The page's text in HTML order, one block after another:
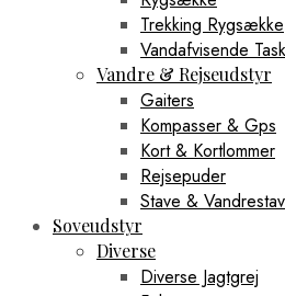
Trekking Rygsække
Vandafvisende
Vandre & Rejseudstyr
Gaiters
Kompasser & Gps
Kort & Kortlommer
Rejsepuder
Stave &
Soveudstyr
Diverse
Diverse Jagtgrej